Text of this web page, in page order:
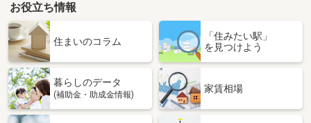
お役立ち情報
住まいのコラム
「住みたい駅」
を見つけよう
暮らしのデータ
(補助金・助成金情報)
家賃相場